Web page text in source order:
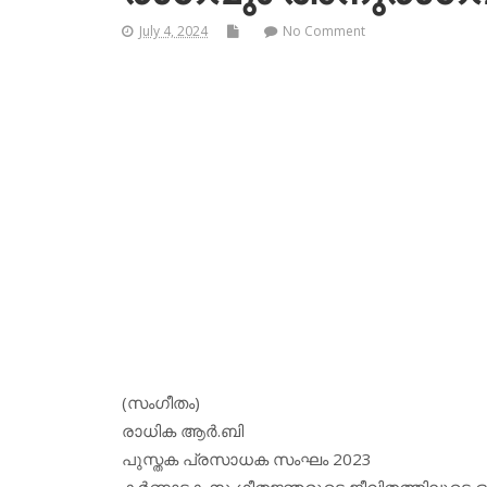
July 4, 2024 No Comment
(സംഗീതം)
രാധിക ആര്‍.ബി
പുസ്തക പ്രസാധക സംഘം 2023